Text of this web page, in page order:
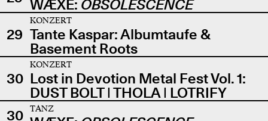
WÆXE: OBSOLESCENCE
29
KONZERT
Tante Kaspar: Albumtaufe &
Basement Roots
30
KONZERT
Lost in Devotion Metal Fest Vol. 1:
DUST BOLT | THOLA | LOTRIFY
30
TANZ